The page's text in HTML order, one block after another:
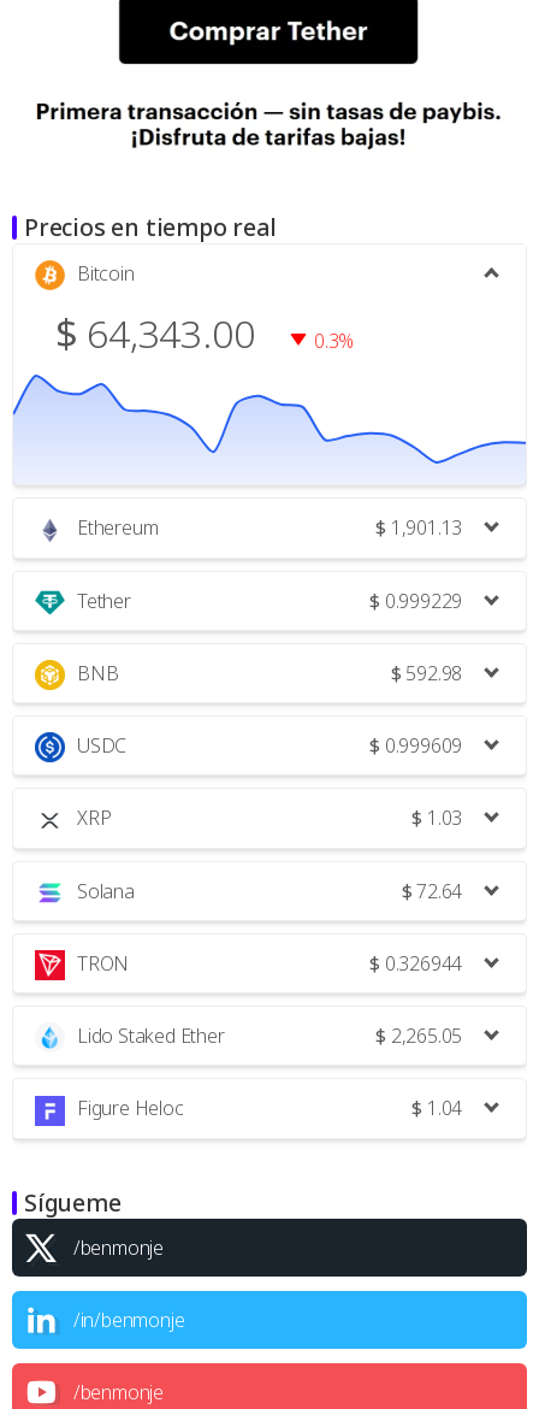
Precios en tiempo real
Bitcoin
$ 64,343.00 0.3%
Ethereum $ 1,901.13
Tether $ 0.999229
BNB $ 592.98
USDC $ 0.999609
XRP $ 1.03
Solana $72.64
TRON $ 0.326944
Lido Staked Ether $ 2,265.05
Figure Heloc $ 1.04
Sígueme
/benmonje
/in/benmonje
/benmonje